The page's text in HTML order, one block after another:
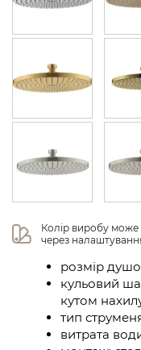
Колір виробу може
через
розмір
кульовий
кутом
тип
витрата